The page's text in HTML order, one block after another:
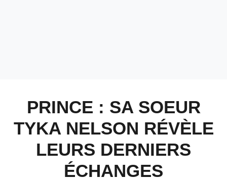
PRINCE : SA SOEUR
TYKA NELSON RÉVÈLE
LEURS DERNIERS
ÉCHANGES